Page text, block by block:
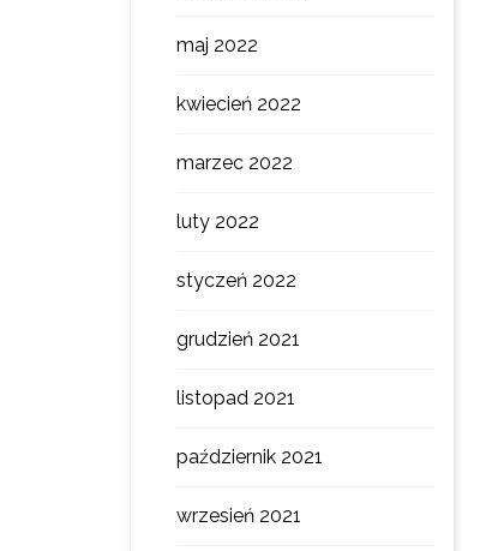
maj 2022
kwiecień 2022
marzec 2022
luty 2022
styczeń 2022
grudzień 2021
listopad 2021
październik 2021
wrzesień 2021